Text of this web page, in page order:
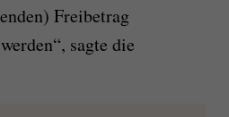
Freibetrag
sagte die